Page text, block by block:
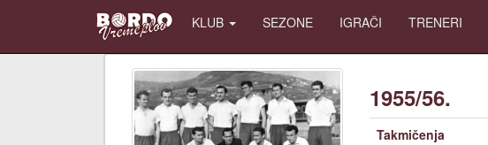
KLUB SEZONE IGRAČI TRENERI
1955/56.
Takmičenja